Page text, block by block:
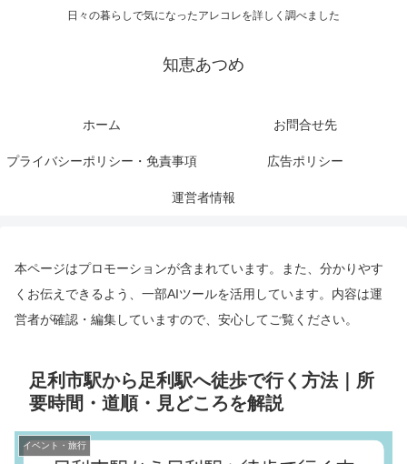
日々の暮らしで気になったアレコレを詳しく調べました
知恵あつめ
ホーム お問合せ先
プライバシーポリシー・免責事項 広告ポリシー
運営者情報
本ページはプロモーションが含まれています。また、分かりやす
くお伝えできるよう、一部AIツールを活用しています。内容は運
営者が確認・編集していますので、安心してご覧ください。
足利市駅から足利駅へ徒歩で行く方法｜所
要時間・道順・見どころを解説
イベント・旅行